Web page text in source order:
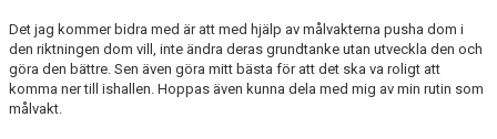
Det jag kommer bidra med är att med hjälp av målvakterna pusha dom i
den riktningen dom vill, inte ändra deras grundtanke utan utveckla den och
göra den bättre. Sen även göra mitt bästa för att det ska va roligt att
komma ner till ishallen. Hoppas även kunna dela med mig av min rutin som
målvakt.